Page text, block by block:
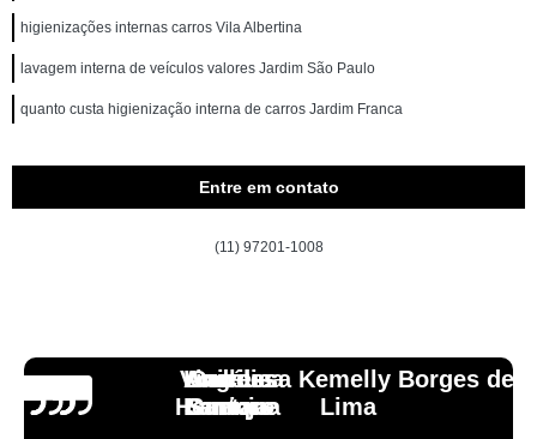
higienizações internas carros Vila Albertina
lavagem interna de veículos valores Jardim São Paulo
quanto custa higienização interna de carros Jardim Franca
Entre em contato
(11) 97201-1008
Angélica
Santana
Andressa Kemelly Borges de
Lima
Carlos
Henrique
Vinicius
Laranja
Lourdes
Santoro